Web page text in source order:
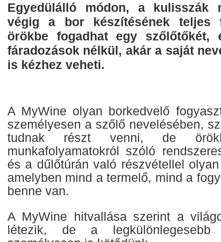
Egyedülálló módon, a kulisszák
végig a bor készítésének teljes
örökbe fogadhat egy
fáradozások nélkül, akár a saját
is kézhez veheti.
A MyWine olyan borkedvelő
személyesen a szőlő nevelésében,
tudnak részt venni, de
munkafolyamatokról szóló
és a dűlőtúrán való részvétellel
amelyben mind a termelő, mind a
benne van.
A MyWine hitvallása szerint a
létezik, de a legkülönlegesebb